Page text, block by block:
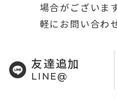
場合がございま
軽にお問い合わ
友達追加
LINE@